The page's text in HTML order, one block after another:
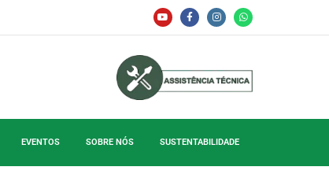
EVENTOS SOBRE NÓS SUSTENTABILIDADE